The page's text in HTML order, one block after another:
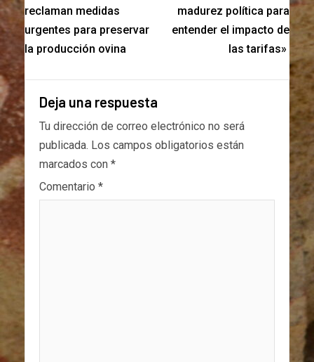
reclaman medidas
urgentes para preservar
la producción ovina
madurez política para
entender el impacto de
las tarifas»
Deja una respuesta
Tu dirección de correo electrónico no será
publicada. Los campos obligatorios están
marcados con *
Comentario *